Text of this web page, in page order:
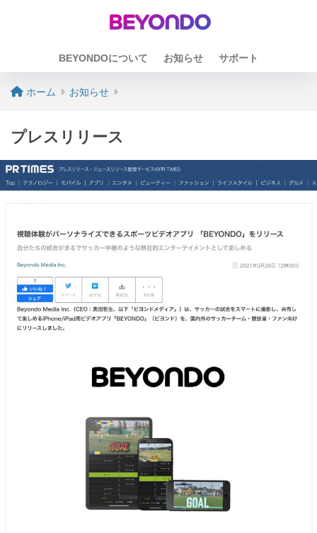
BEYONDOについて お知らせ サポート
ホーム お知らせ
プレスリリース